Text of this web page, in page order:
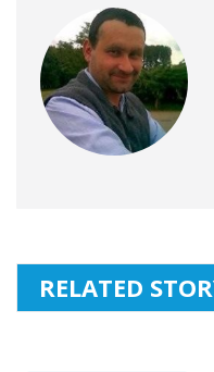
RELATED